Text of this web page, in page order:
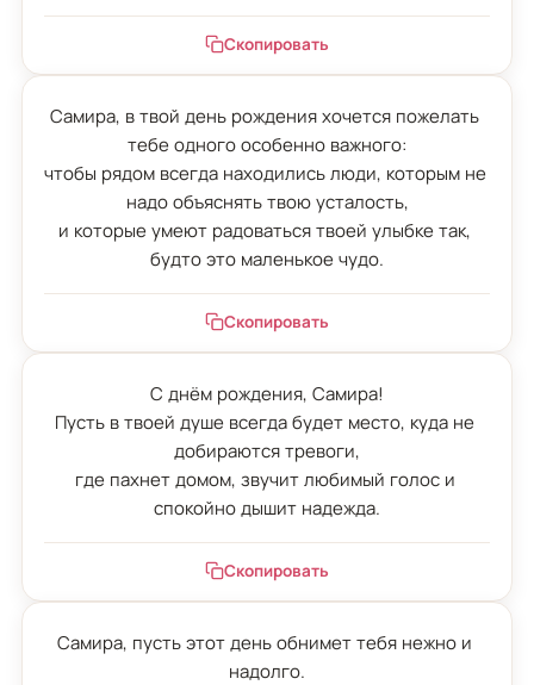
Скопировать
Самира, в твой день рождения хочется пожелать
тебе одного особенно важного:
чтобы рядом всегда находились люди, которым не
надо объяснять твою усталость,
и которые умеют радоваться твоей улыбке так,
будто это маленькое чудо.
Скопировать
С днём рождения, Самира!
Пусть в твоей душе всегда будет место, куда не
добираются тревоги,
где пахнет домом, звучит любимый голос и
спокойно дышит надежда.
Скопировать
Самира, пусть этот день обнимет тебя нежно и
надолго.